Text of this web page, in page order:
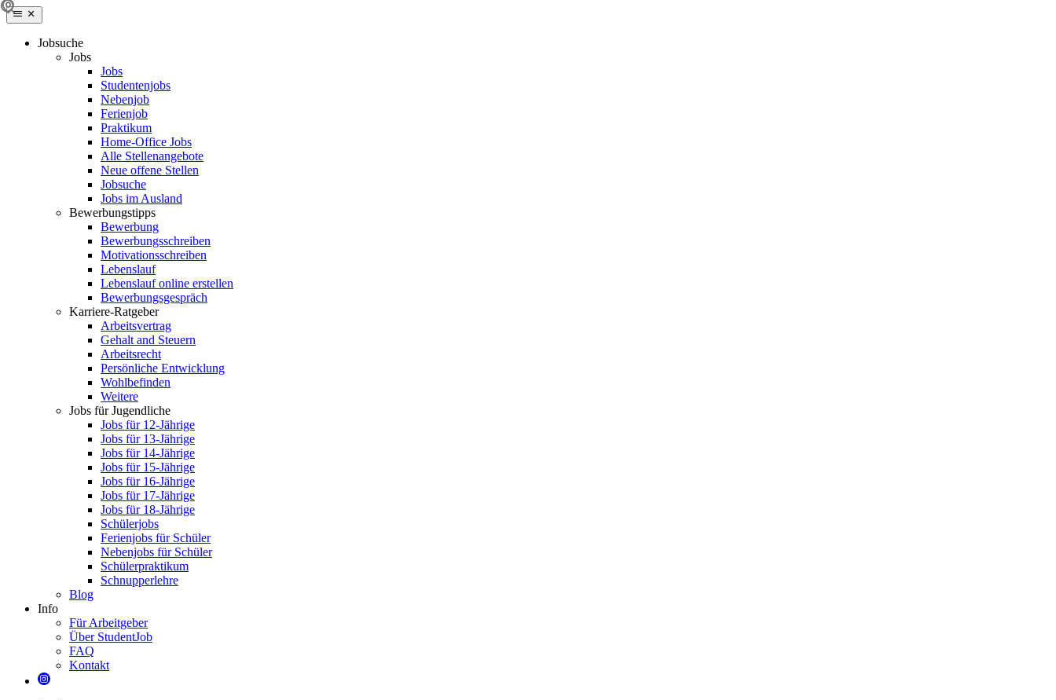
Jobsuche
Jobs
Jobs
Studentenjobs
Nebenjob
Ferienjob
Praktikum
Home-Office Jobs
Alle Stellenangebote
Neue offene Stellen
Jobsuche
Jobs im Ausland
Bewerbungstipps
Bewerbung
Bewerbungsschreiben
Motivationsschreiben
Lebenslauf
Lebenslauf online erstellen
Bewerbungsgespräch
Karriere-Ratgeber
Arbeitsvertrag
Gehalt and Steuern
Arbeitsrecht
Persönliche Entwicklung
Wohlbefinden
Weitere
Jobs für Jugendliche
Jobs für 12-Jährige
Jobs für 13-Jährige
Jobs für 14-Jährige
Jobs für 15-Jährige
Jobs für 16-Jährige
Jobs für 17-Jährige
Jobs für 18-Jährige
Schülerjobs
Ferienjobs für Schüler
Nebenjobs für Schüler
Schülerpraktikum
Schnupperlehre
Blog
Info
Für Arbeitgeber
Über StudentJob
FAQ
Kontakt